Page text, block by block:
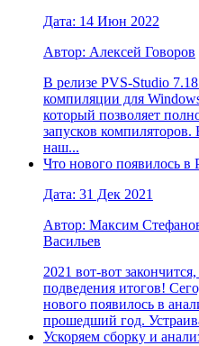
Дата: 14 Июн 2022
Автор: Алексей Говоров
В релизе PVS-Studio
компиляции для
который позволяет
запусков
наш...
Что нового появилось в
Дата: 31 Дек 2021
Автор: Максим
Васильев
2021 вот-вот
подведения итогов!
нового появилось в
прошедший год.
Ускоряем сборку и